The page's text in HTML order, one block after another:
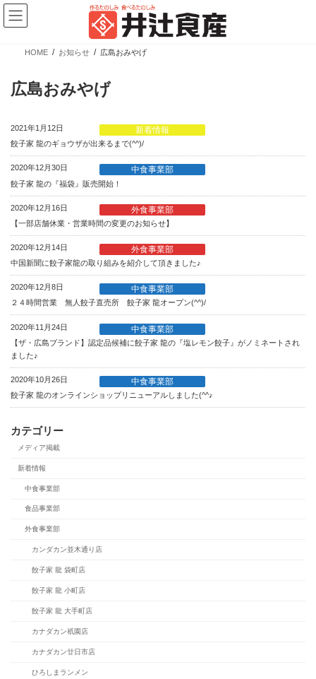
コ
テ
ナ
ゲ
新商品情報
【新商品】ぎょうざの皮 大判 少量パック
カテゴリー
業務用商品
ブランド
広島餃子
餃子の皮・春巻の皮
HOME お知らせ 広島おみやげ
広島おみやげ
2021年1月12日 新着情報
餃子家 龍のギョウザが出来るまで(^^)/
2020年12月30日 中食事業部
餃子家 龍の『福袋』販売開始！
2020年12月16日 外食事業部
【一部店舗休業・営業時間の変更のお知らせ】
2020年12月14日 外食事業部
中国新聞に餃子家龍の取り組みを紹介して頂きました♪
2020年12月8日 中食事業部
２４時間営業 無人餃子直売所 餃子家 龍オープン(^^)/
2020年11月24日 中食事業部
【ザ・広島ブランド】認定品候補に餃子家 龍の『塩レモン餃子』がノミネートされ
ました♪
2020年10月26日 中食事業部
餃子家 龍のオンラインショップリニューアルしました(^^♪
カテゴリー
メディア掲載
新着情報
中食事業部
食品事業部
外食事業部
カンダカン並木通り店
餃子家 龍 袋町店
餃子家 龍 小町店
餃子家 龍 大手町店
カナダカン祇園店
カナダカン廿日市店
ひろしまランメン